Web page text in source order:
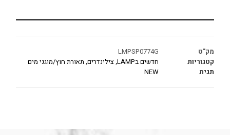
מק"ט
LMPSP0774G
קטגוריות
חדשים בLAMP , צילינדרים, תאורת חוץ/מוגני מים
תגית
NEW